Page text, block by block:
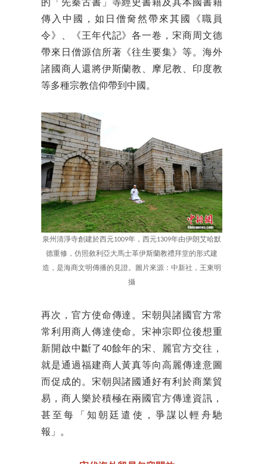
的「先秦古書」等經史書籍及其本國書籍
傳入中國，如日僧奝然帶來其國《職員
令》、《王年代記》各一卷，宋商周文德
帶來日僧源信所著《往生要集》等。海外
諸國商人還將伊斯蘭教、摩尼教、印度教
等多種宗教信仰帶到中國。
泉州清淨寺創建於西元1009年，西元1309年由伊朗艾哈默
德重修，仿照敘利亞大馬士革伊斯蘭教禮拜堂的形式建
造，是海商文明傳播的見證。圖片來源：中新社，王東明
攝
再次，官方使命傳達。宋朝與諸國官方常
常利用商人傳達使命。宋神宗即位後想重
新開啟中斷了40餘年的宋、麗官方交往，
就是通過福建商人黃真等向高麗傳達意圖
而促成的。宋朝與諸國通好有利於商業貿
易，商人樂於積極在兩國官方傳達資訊，
甚至每「知朝廷遣使，爭謀以輕舟馳
報」。